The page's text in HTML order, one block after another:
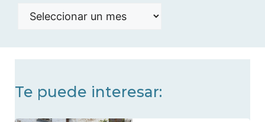
Histórico
Te puede interesar: